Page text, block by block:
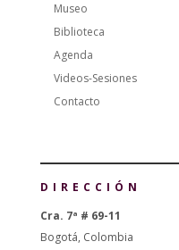
Museo
Biblioteca
Agenda
Videos-Sesiones
Contacto
DIRECCIÓN
Cra. 7ª # 69-11
Bogotá, Colombia